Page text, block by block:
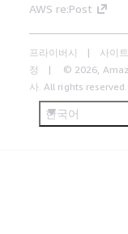
AWS re:Post
프라이버시 사이
정
© 2026,
사. All rights reserved.
한국어